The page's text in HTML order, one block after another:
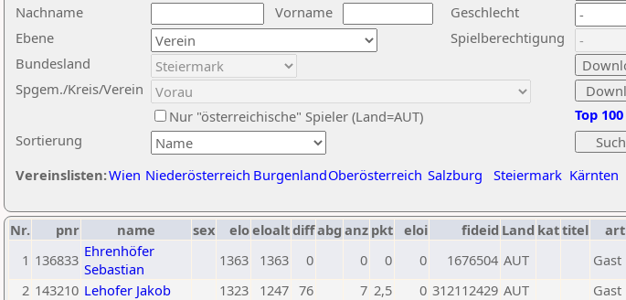
Nachname
Vorname
Ebene
Sortierung
Bundesland
Spgem./Kreis/Verein
Geschlecht
Nur "österreichische" Spieler (Land=AUT)
Spielberechtigung
Vereinslisten:Wien Niederösterreich BurgenlandOberösterreich Salzburg Steiermark Kärnten
Top 100
Nr. pnr name sex eloeloaltdiffabg anz pkt eloi fideid Land kattitel art
1 136833 Ehrenhöfer
Sebastian
1363 1363 0 0 0 0 1676504 AUT Gast
2 143210 Lehofer Jakob 1323 1247 76 7 2,5 0 312112429 AUT Gast